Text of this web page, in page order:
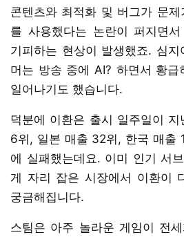
콘텐츠와 최적화 및 버그가 문
를 사용했다는 논란이 퍼지면
기피하는 현상이 발생했죠. 심
머는 방송 중에 AI? 하면서 황급
일어나기도 했습니다.
덕분에 이환은 출시 일주일이
6위, 일본 매출 32위, 한국 매출
에 실패했는데요. 이미 인기 서
게 자리 잡은 시장에서 이환이
궁금해집니다.
스팀은 아주 놀라운 게임이 전